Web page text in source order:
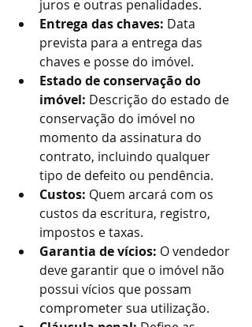
juros e outras penalidades.
Entrega das chaves: Data
prevista para a entrega das
chaves e posse do imóvel.
Estado de conservação do
imóvel: Descrição do estado de
conservação do imóvel no
momento da assinatura do
contrato, incluindo qualquer
tipo de defeito ou pendência.
Custos: Quem arcará com os
custos da escritura, registro,
impostos e taxas.
Garantia de vícios: O vendedor
deve garantir que o imóvel não
possui vícios que possam
comprometer sua utilização.